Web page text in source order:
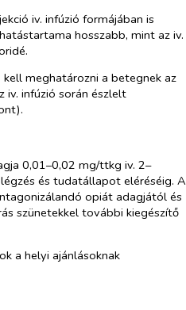
iv. infúzió formájában is
hosszabb, mint az iv.
meghatározni a betegnek az
iv. infúzió során észlelt
0,01–0,02 mg/ttkg iv. 2–
és tudatállapot eléréséig. A
opiát adagjától és
szünetekkel további kiegészítő
a helyi ajánlásoknak